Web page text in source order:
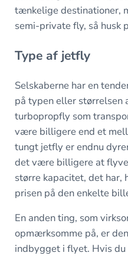
tænkelige destinationer,
semi-private fly, så husk
Type af jetfly
Selskaberne har en
på typen eller
turbopropfly som
være billigere end et
tungt jetfly er endnu
det være billigere at
større kapacitet, det har,
prisen på den enkelte
En anden ting, som
opmærksomme på, er
indbygget i flyet. Hvis